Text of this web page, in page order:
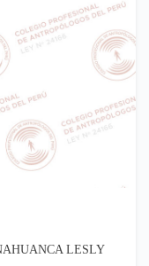
LESLY